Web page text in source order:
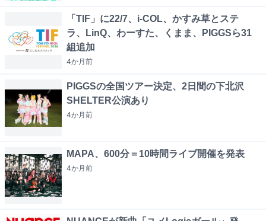
「TIF」に22/7、i-COL、かすみ草とステ
ラ、LinQ、わーすた、くまま、PIGGSら31
組追加
4か月前
PIGGSの全国ツアー決定、2日間の下北沢
SHELTER公演あり
4か月前
MAPA、600分＝10時間ライブ開催を発表
4か月前